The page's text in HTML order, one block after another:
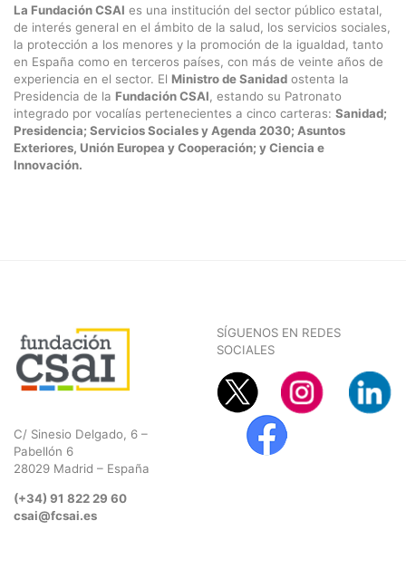
La Fundación CSAI es una institución del sector público estatal,
de interés general en el ámbito de la salud, los servicios sociales,
la protección a los menores y la promoción de la igualdad, tanto
en España como en terceros países, con más de veinte años de
experiencia en el sector. El Ministro de Sanidad ostenta la
Presidencia de la Fundación CSAI, estando su Patronato
integrado por vocalías pertenecientes a cinco carteras: Sanidad;
Presidencia; Servicios Sociales y Agenda 2030; Asuntos
Exteriores, Unión Europea y Cooperación; y Ciencia e
Innovación.
C/ Sinesio Delgado, 6 –
Pabellón 6
28029 Madrid – España
(+34) 91 822 29 60
csai@fcsai.es
SÍGUENOS EN REDES
SOCIALES